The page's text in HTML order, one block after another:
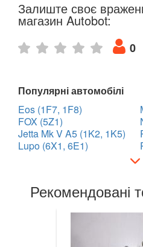
Golf VII (5G1)
Golf VII Variant (BA5)
Golf VIII
Cross Golf
ID.3
ID.5
Залиште своє
магазин Autobot:
0
Популярні автомобілі
Eos (1F7, 1F8)
FOX (5Z1)
Jetta Mk V A5 (1K2, 1K5)
Lupo (6X1, 6E1)
Рекомендовані